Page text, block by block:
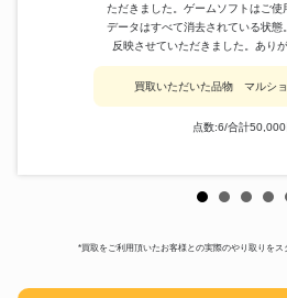
ただきました。ゲームソフトはご使
データはすべて消去されている状態
反映させていただきました。あり
買取いただいた品物 マルシ
点数:6/合計
*買取をご利用頂いたお客様との実際のやり取りをス